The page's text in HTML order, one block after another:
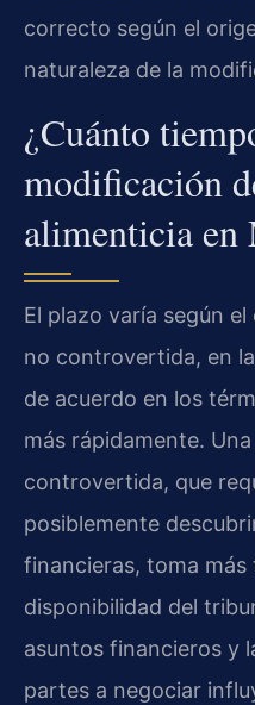
correcto según el
naturaleza de la
¿Cuánto
modificación
alimenticia en
El plazo varía según
no controvertida, en
de acuerdo en los
más rápidamente.
controvertida, que
posiblemente
financieras, toma
disponibilidad del
asuntos financieros y
partes a negociar